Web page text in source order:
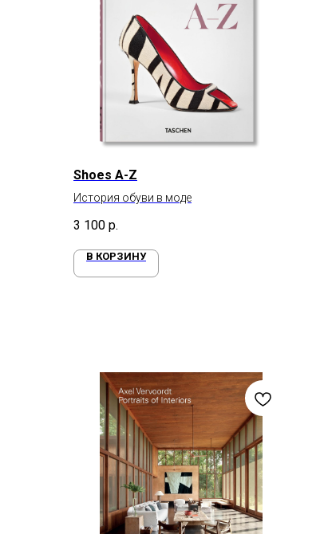
Shoes A-Z
История обуви в моде
3 100 р.
В КОРЗИНУ